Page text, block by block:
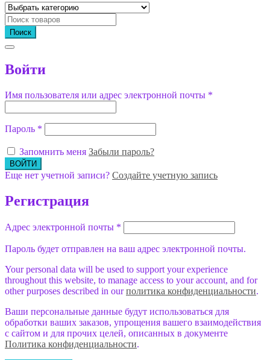
Поиск
Войти
Имя пользователя или адрес электронной почты *
Пароль *
Запомнить меня Забыли пароль?
Еще нет учетной записи? Создайте учетную запись
Регистрация
Адрес электронной почты *
Пароль будет отправлен на ваш адрес электронной почты.
Your personal data will be used to support your experience
throughout this website, to manage access to your account, and for
other purposes described in ourполитика конфиденциальности.
Ваши персональные данные будут использоваться для
обработки ваших заказов, упрощения вашего взаимодействия
с сайтом и для прочих целей, описанных в документе
Политика конфиденциальности.